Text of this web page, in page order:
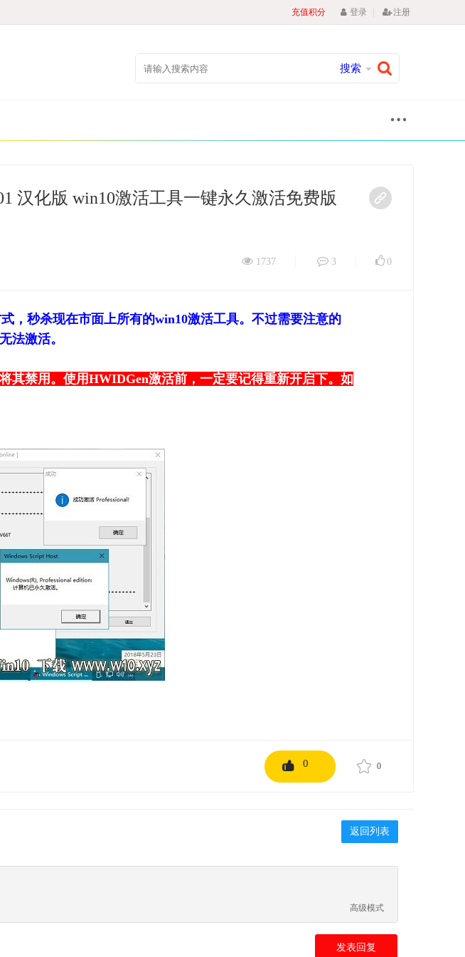
充值积分 登录 | 注册
搜索
汉化版 win10激活工具一键永久激活免费版
1737 3 0
，秒杀现在市面上所有的win10激活工具。不过需要注意的
法激活。
其禁用。使用HWIDGen激活前，一定要记得重新开启下。如
0
0
返回列表
高级模式
发表回复